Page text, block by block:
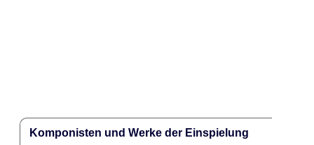
Komponisten und Werke der Einspielung